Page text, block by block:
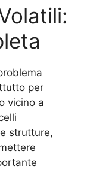
per
vicino a
strutture,